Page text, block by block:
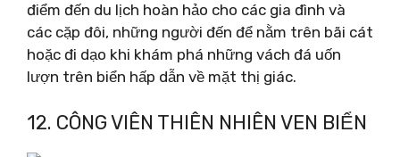
điểm đến du lịch hoàn hảo cho các gia đình và
các cặp đôi, những người đến để nằm trên bãi cát
hoặc đi dạo khi khám phá những vách đá uốn
lượn trên biển hấp dẫn về mặt thị giác.
12. CÔNG VIÊN THIÊN NHIÊN VEN BIỂN